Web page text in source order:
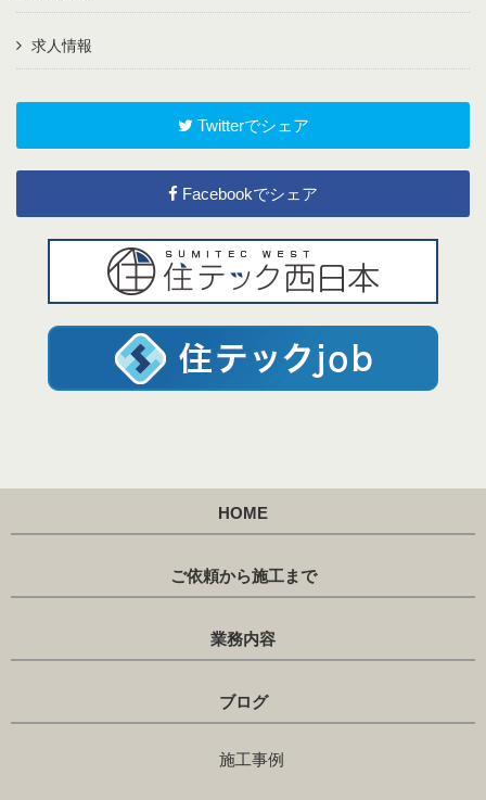
求人情報
Twitterでシェア
Facebookでシェア
HOME
ご依頼から施工まで
業務内容
ブログ
施工事例